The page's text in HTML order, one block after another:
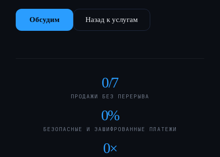
Обсудим Назад к услугам
0/7
ПРОДАЖИ БЕЗ ПЕРЕРЫВА
0%
БЕЗОПАСНЫЕ И ЗАШИФРОВАННЫЕ ПЛАТЕЖИ
0×